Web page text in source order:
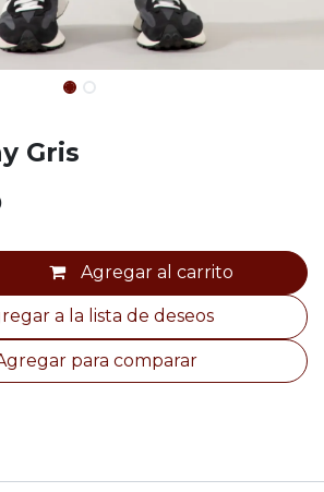
Gris
Agregar al carrito
para comparar
a la lista de deseos